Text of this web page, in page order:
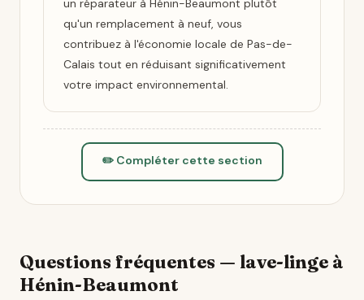
un réparateur à Hénin-Beaumont plutôt
qu'un remplacement à neuf, vous
contribuez à l'économie locale de Pas-de-
Calais tout en réduisant significativement
votre impact environnemental.
✏️ Compléter cette section
Questions fréquentes — lave-linge à
Hénin-Beaumont